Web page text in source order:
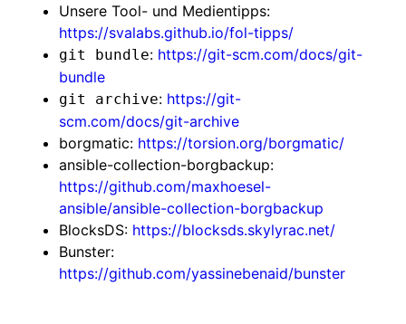
Unsere Tool- und Medientipps:
https://svalabs.github.io/fol-tipps/
git bundle: https://git-scm.com/docs/git-
bundle
git archive: https://git-
scm.com/docs/git-archive
borgmatic: https://torsion.org/borgmatic/
ansible-collection-borgbackup:
https://github.com/maxhoesel-
ansible/ansible-collection-borgbackup
BlocksDS: https://blocksds.skylyrac.net/
Bunster:
https://github.com/yassinebenaid/bunster